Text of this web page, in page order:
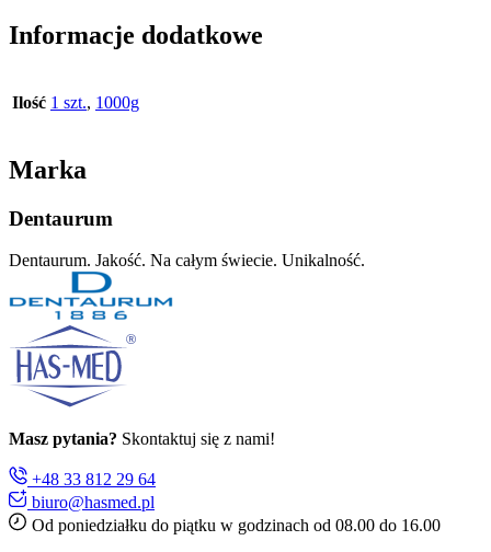
Informacje dodatkowe
Ilość 1 szt., 1000g
Marka
Dentaurum
Dentaurum. Jakość. Na całym świecie. Unikalność.
Masz pytania? Skontaktuj się z nami!
+48 33 812 29 64
biuro@hasmed.pl
Od poniedziałku do piątku w godzinach od 08.00 do 16.00